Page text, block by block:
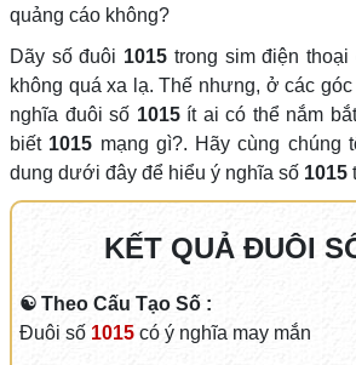
quảng cáo không?
Dãy số đuôi 1015 trong sim điện
không quá xa lạ. Thế nhưng, ở các
nghĩa đuôi số 1015ít ai có thể nắm
biết 1015 mạng gì?. Hãy cùng chúng
dung dưới đây để hiểu ý nghĩa số 1015
KẾT QUẢ ĐUÔI
☯ Theo Cấu Tạo Số :
Đuôi số 1015có ý nghĩa may mắn